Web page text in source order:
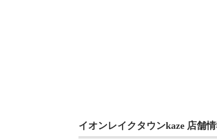
イオンレイクタウンkaze 店舗